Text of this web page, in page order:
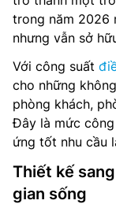
trong năm 2026
nhưng vẫn sở
Với công suất
cho những
phòng khách,
Đây là mức
ứng tốt nhu cầu
Thiết kế
gian sống